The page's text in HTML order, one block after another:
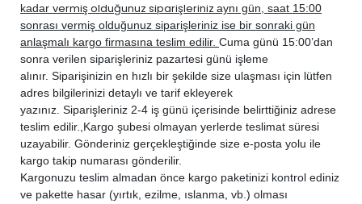
PEUGEOT
2008 2013-2019 DİZEL
1.5 BlueHDi
PEUGEOT
2008 2020-2024 DİZEL
1.5 BlueHDi
PEUGEOT
208 2012-2020 DİZEL
PEUGEOT
208 2020-2024 DİZEL
1.5 BlueHDi
PEUGEOT
3008 2017-2024
PEUGEOT
301 2012-2020 DİZEL
1.5 BlueHDi
PEUGEOT
308 2014-2021 DİZEL
1.5 BlueHDi
PEUGEOT
308 2022-2024
PEUGEOT
5008 2017-2024 DİZEL
kadar vermiş olduğunuz siparişleriniz aynı gün, saat 15:00
sonrası vermiş olduğunuz siparişleriniz ise bir sonraki gün
anlaşmalı kargo firmasına teslim edilir. Cuma günü 15:00’dan
sonra verilen siparişleriniz pazartesi günü işleme
alınır. Siparişinizin en hızlı bir şekilde size ulaşması için lütfen
adres bilgilerinizi detaylı ve tarif ekleyerek
yazınız. Siparişleriniz 2-4 iş günü içerisinde belirttiğiniz adrese
teslim edilir., Kargo şubesi olmayan yerlerde teslimat süresi
uzayabilir. Gönderiniz gerçekleştiğinde size e-posta yolu ile
kargo takip numarası gönderilir.
Kargonuzu teslim almadan önce kargo paketinizi kontrol ediniz
ve pakette hasar (yırtık, ezilme, ıslanma, vb.) olması